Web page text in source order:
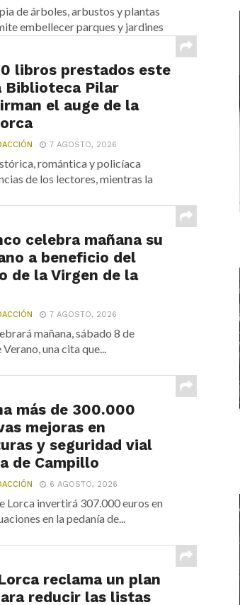
de árboles, arbustos y plantas
embellecer parques y jardines
libros prestados este
Biblioteca Pilar
el auge de la
7 AGOSTO, 2026
romántica y policíaca
de los lectores, mientras la
celebra mañana su
a beneficio del
de la Virgen de la
7 AGOSTO, 2026
mañana, sábado 8 de
una cita que...
más de 300.000
mejoras en
y seguridad vial
de Campillo
6 AGOSTO, 2026
Lorca invertirá 307.000 euros en
en la pedanía de...
reclama un plan
reducir las listas